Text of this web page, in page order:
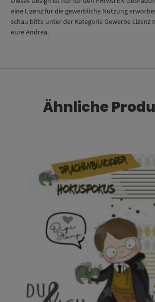
eine Lizenz für die gewerbliche Nutzung
schau bitte unter der Kategorie Gewerbe Lizenz
eure Andrea.
Ähnliche